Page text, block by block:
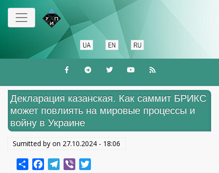
Перейти
основному
Декларация казанская. Как саммит БРИКС
может повлиять на мировые процессы и
войну в Украине
Sumitted by on 27.10.2024 - 18:06
ShareFacebookTelegram
Viber